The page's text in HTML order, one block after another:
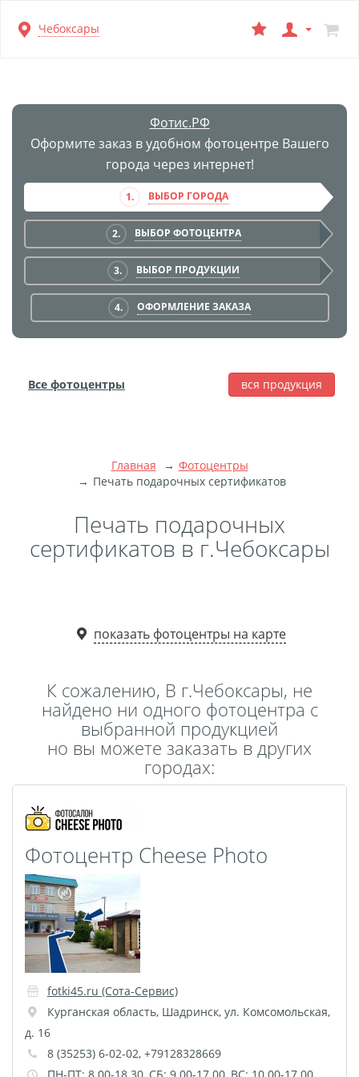
Перейти
к
Чебоксары
Фотис.РФ
Оформите заказ в удобном фотоцентре Вашего
города через интернет!
1. ВЫБОР ГОРОДА
2. ВЫБОР ФОТОЦЕНТРА
3. ВЫБОР ПРОДУКЦИИ
4. ОФОРМЛЕНИЕ ЗАКАЗА
Все фотоцентры
Широкоформатная
Фото на холсте с
подрамником
Фото на холсте без
Фотоколлаж
Фотобокс
Дибонд
Пластификация
Фотопостер
самоклеящемся виниле
Фото на стекле и
акриле
Печать на баннере
Фотообои
Трафареты
Печать на прозрачной
пленке
Рекламные конструкции
Напольная графика
Широкоформатное
ламинирование
Изготовление баннеров
вся продукция
Главная
Фотоцентры
Печать подарочных сертификатов
Печать подарочных
сертификатов в г.Чебоксары
показать фотоцентры на карте
К сожалению, В г.Чебоксары, не
найдено ни одного фотоцентра с
выбранной продукцией
но вы можете заказать в других
городах:
Фотоцентр Cheese Photo
fotki45.ru (Сота-Сервис)
Курганская область, Шадринск, ул. Комсомольская,
д. 16
8 (35253) 6-02-02, +79128328669